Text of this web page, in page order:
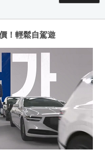
！輕鬆自駕遊